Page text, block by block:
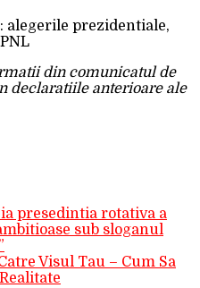
alegerile prezidentiale,
din comunicatul de
declaratiile anterioare ale
presedintia rotativa a
sub sloganul
Visul Tau – Cum Sa